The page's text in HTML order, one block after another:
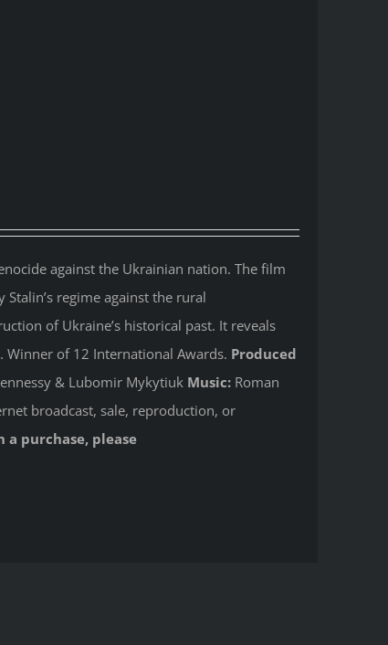
against the Ukrainian nation. The film
regime against the rural
of Ukraine’s historical past. It reveals
of 12 International Awards. Produced
& Lubomir Mykytiuk Music:Roman
broadcast, sale, reproduction, or
a purchase, please